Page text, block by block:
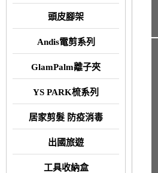
頭皮腳架
Andis電剪系列
GlamPalm離子夾
YS PARK梳系列
居家剪髮 防疫消毒
出國旅遊
工具收納盒